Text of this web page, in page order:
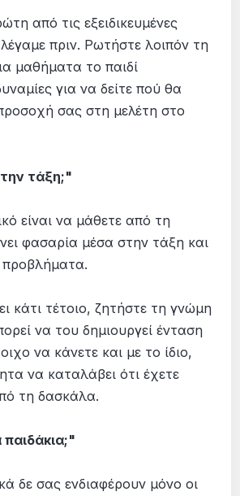
από τις εξειδικευμένες
πριν. Ρωτήστε λοιπόν τη
μαθήματα το παιδί
για να δείτε πού θα
σας στη μελέτη στο
τάξη;"
είναι να μάθετε από τη
φασαρία μέσα στην τάξη και
προβλήματα.
κάτι τέτοιο, ζητήστε τη γνώμη
να του δημιουργεί ένταση
να κάνετε και με το ίδιο,
να καταλάβει ότι έχετε
τη δασκάλα.
δε σας ενδιαφέρουν μόνο οι